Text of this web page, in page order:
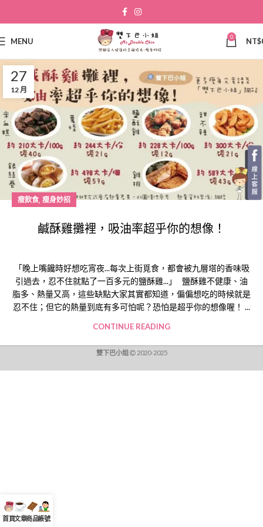
MENU 0 NT$
27
12 月
瘦飲食, 瘦身妙招
鹹酥雞攤裡，吸油率超乎你的想像！
「晚上嘴饞時好想吃宵夜...每次上街覓食，都會被九層塔的香味吸
引過去，忍不住就點了一百多元的鹽酥雞...」 鹽酥雞不健康、油
脂多、熱量又高，這些缺點大家其實都知道，偏偏想吃的時候就是
忍不住；但它的熱量到底有多可怕呢？恐怕是超乎你的想像喔！ ...
CONTINUE READING
雙下巴小姐 2020-2025
首頁文章商品帳號